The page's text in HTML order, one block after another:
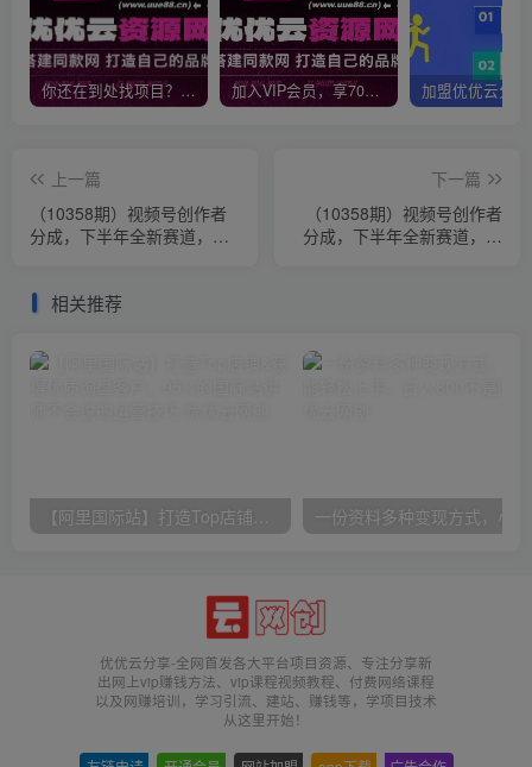
你还在到处找项目？还在当韭菜？我靠网创资源站一个月收入5万+，曾经我也是个失败者。 加入VIP会员，享70%的推广提成，免费学习多种网上创业课程，菜鸟秒变大神！
上一篇
（10358期）视频号创作者
分成，下半年全新赛道，稳
下一篇
（10358期）视频号创作者
分成，下半年全新赛道，稳
相关推荐
优优云分享-全网首发各大平台项目资源、专注分享新
出网上vip赚钱方法、vip课程视频教程、付费网络课程
以及网赚培训，学习引流、建站、赚钱等，学项目技术
从这里开始！